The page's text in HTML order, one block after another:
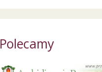
Polecamy